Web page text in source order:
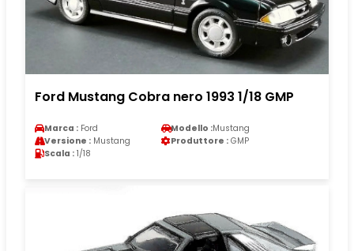
Ford Mustang Cobra nero 1993 1/18 GMP
Marca : Ford Modello :Mustang
Versione : Mustang Produttore : GMP
Scala : 1/18